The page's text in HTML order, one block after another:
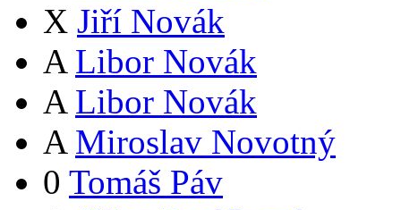
X Jiří Novák
A Libor Novák
A Libor Novák
A Miroslav Novotný
0 Tomáš Páv